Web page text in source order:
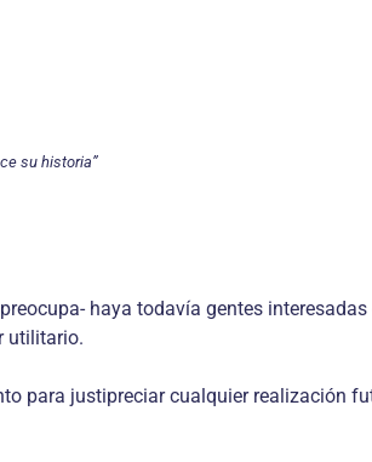
su historia”
haya todavía gentes
utilitario.
para justipreciar cualquier realización